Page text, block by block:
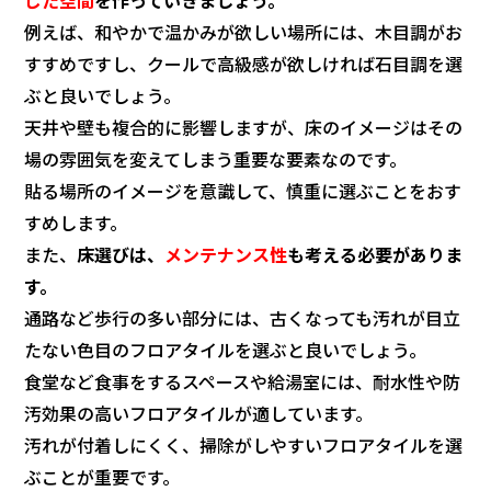
例えば、和やかで温かみが欲しい場所には、木目調がお
すすめですし、クールで高級感が欲しければ石目調を選
ぶと良いでしょう。
天井や壁も複合的に影響しますが、床のイメージはその
場の雰囲気を変えてしまう重要な要素なのです。
貼る場所のイメージを意識して、慎重に選ぶことをおす
すめします。
また、床選びは、 メンテナンス性も考える必要がありま
す。
通路など歩行の多い部分には、古くなっても汚れが目立
たない色目のフロアタイルを選ぶと良いでしょう。
食堂など食事をするスペースや給湯室には、耐水性や防
汚効果の高いフロアタイルが適しています。
汚れが付着しにくく、掃除がしやすいフロアタイルを選
ぶことが重要です。